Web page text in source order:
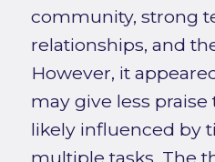
community, strong
relationships, and
However, it
may give less
likely influenced by
multiple tasks. The